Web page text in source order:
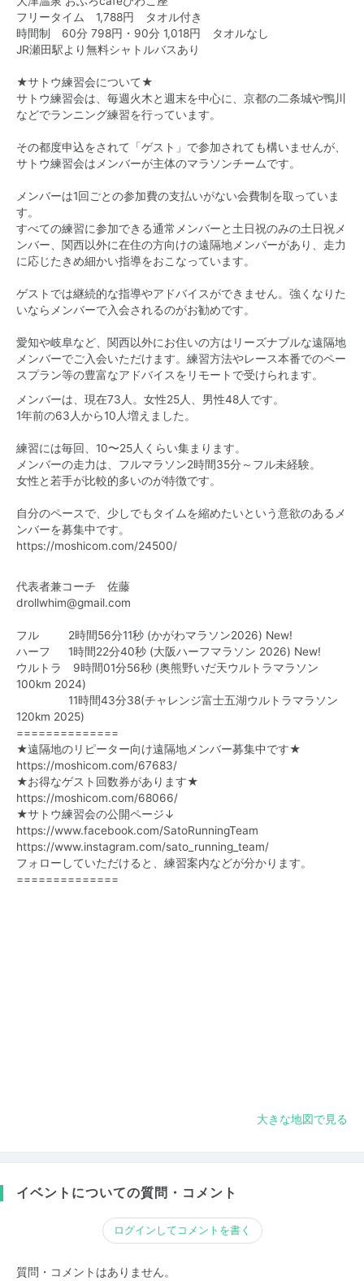
フリータイム 1,788円 タオル付き
時間制 60分 798円・90分 1,018円 タオルなし
JR瀬田駅より無料シャトルバスあり
★サトウ練習会について★
サトウ練習会は、毎週火木と週末を中心に、京都の二条城や鴨川
などでランニング練習を行っています。
その都度申込をされて「ゲスト」で参加されても構いませんが、
サトウ練習会はメンバーが主体のマラソンチームです。
メンバーは1回ごとの参加費の支払いがない会費制を取っていま
す。
すべての練習に参加できる通常メンバーと土日祝のみの土日祝メ
ンバー、関西以外に在住の方向けの遠隔地メンバーがあり、走力
に応じたきめ細かい指導をおこなっています。
ゲストでは継続的な指導やアドバイスができません。強くなりた
いならメンバーで入会されるのがお勧めです。
愛知や岐阜など、関西以外にお住いの方はリーズナブルな遠隔地
メンバーでご入会いただけます。練習方法やレース本番でのペー
スプラン等の豊富なアドバイスをリモートで受けられます。
メンバーは、現在73人。女性25人、男性48人です。
1年前の63人から10人増えました。
練習には毎回、10〜25人くらい集まります。
メンバーの走力は、フルマラソン2時間35分～フル未経験。
女性と若手が比較的多いのが特徴です。
自分のペースで、少しでもタイムを縮めたいという意欲のあるメ
ンバーを募集中です。
https://moshicom.com/24500/
代表者兼コーチ 佐藤
drollwhim@gmail.com
フル 2時間56分11秒 (かがわマラソン2026) New!
ハーフ 1時間22分40秒 (大阪ハーフマラソン 2026) New!
ウルトラ 9時間01分56秒 (奥熊野いだ天ウルトラマラソン
100km 2024)
11時間43分38(チャレンジ富士五湖ウルトラマラソン
120km 2025)
==============
★遠隔地のリピーター向け遠隔地メンバー募集中です★
https://moshicom.com/67683/
★お得なゲスト回数券があります★
https://moshicom.com/68066/
★サトウ練習会の公開ページ↓
https://www.facebook.com/SatoRunningTeam
https://www.instagram.com/sato_running_team/
フォローしていただけると、練習案内などが分かります。
==============
大きな地図で見る
イベントについての質問・コメント
ログインしてコメントを書く
質問・コメントはありません。